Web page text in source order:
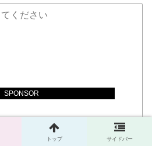
SPONSOR
トップ サイドバー